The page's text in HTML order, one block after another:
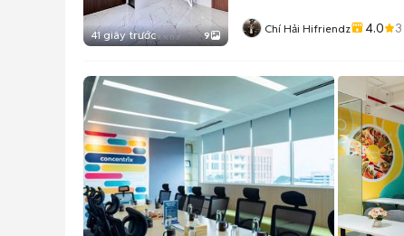
41 giây trước 9 Chí Hải Hifriendz 4.0 3